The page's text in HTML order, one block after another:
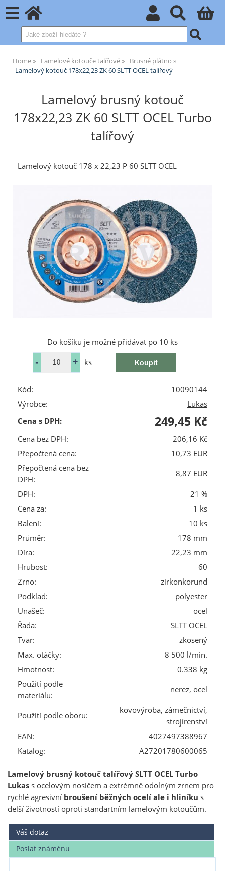
Home Lamelové kotouče talířové
Brusné plátno
Lamelový kotouč 178x22,23 ZK 60 SLTT OCEL talířový
Lamelový brusný kotouč
178x22,23 ZK 60 SLTT OCEL Turbo
talířový
Lamelový kotouč 178 x 22,23 P 60 SLTT OCEL
Do košíku je možné přidávat po 10 ks
ks
Kód:
10090144
Výrobce:
Lukas
Cena s DPH:
249,45 Kč
Cena bez DPH:
206,16 Kč
Přepočtená cena:
10,73 EUR
Přepočtená cena bez
DPH:
8,87 EUR
DPH:
21 %
Cena za:
1 ks
Balení:
10 ks
Průměr:
178 mm
Díra:
22,23 mm
Hrubost:
60
Zrno:
zirkonkorund
Podklad:
polyester
Unašeč:
ocel
Řada:
SLTT OCEL
Tvar:
zkosený
Max. otáčky:
8 500 l/min.
Hmotnost:
0.338 kg
Použití podle
materiálu:
nerez, ocel
Použití podle oboru:
kovovýroba, zámečnictví,
strojírenství
EAN:
4027497388967
Katalog:
A27201780600065
Lamelový brusný kotouč talířový SLTT OCEL Turbo
Lukass ocelovým nosičem a extrémně odolným zrnem pro
rychlé agresivní broušení běžných ocelí ale i hliníku s
delší životností oproti standartním lamelovým kotoučům.
Váš dotaz
Poslat známénu